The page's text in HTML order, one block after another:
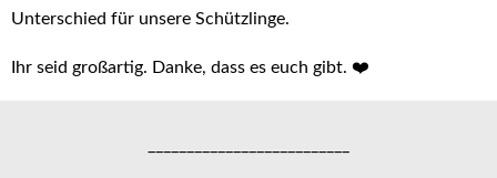
Unterschied für unsere Schützlinge.
Ihr seid großartig. Danke, dass es euch gibt. ❤️